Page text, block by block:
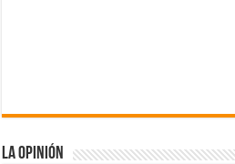
La Opinión